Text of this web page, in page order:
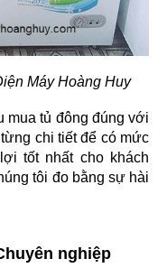
Máy Hoàng Huy
mua tủ đông đúng với
chi tiết để có mức
tốt nhất cho khách
tôi đo bằng sự hài
nghiệp